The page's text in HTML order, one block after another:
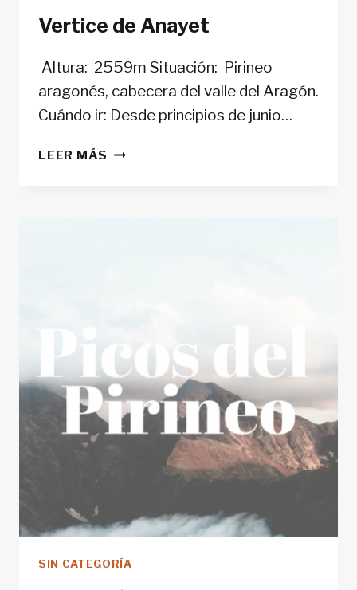
Vertice de Anayet
Altura: 2559m Situación: Pirineo
aragonés, cabecera del valle del Aragón.
Cuándo ir: Desde principios de junio…
LEER MÁS VERTICE
SIN CATEGORÍA